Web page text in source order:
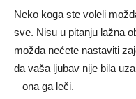
Neko koga ste voleli
sve. Nisu u pitanju lažna
možda nećete nastaviti
da vaša ljubav nije bila
– ona ga leči.